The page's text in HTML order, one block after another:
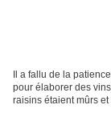
Il a fallu de la
pour élaborer des
raisins étaient mûrs et